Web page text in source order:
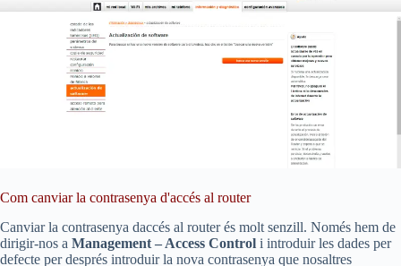
Com canviar la contrasenya d'accés al router
Canviar la contrasenya daccés al router és molt senzill. Només hem de
dirigir-nos a Management – Access Control i introduir les dades per
defecte per després introduir la nova contrasenya que nosaltres